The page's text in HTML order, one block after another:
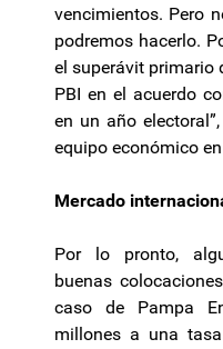
vencimientos. Pero
podremos hacerlo.
el superávit primario
PBI en el acuerdo
en un año
equipo económico
Mercado
Por lo pronto,
buenas
caso de Pampa
millones a una